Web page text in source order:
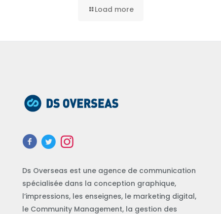
Load more
Ds Overseas est une agence de communication
spécialisée dans la conception graphique,
l’impressions, les enseignes, le marketing digital,
le Community Management, la gestion des